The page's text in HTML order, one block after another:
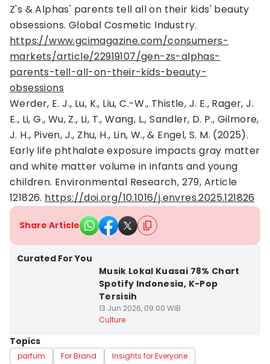
Z's & Alphas' parents tell all on their kids' beauty
obsessions. Global Cosmetic Industry.
https://www.gcimagazine.com/consumers-
markets/article/22919107/gen-zs-alphas-
parents-tell-all-on-their-kids-beauty-
obsessions
Werder, E. J., Lu, K., Liu, C.-W., Thistle, J. E., Rager, J.
E., Li, G., Wu, Z., Li, T., Wang, L., Sandler, D. P., Gilmore,
J. H., Piven, J., Zhu, H., Lin, W., & Engel, S. M. (2025).
Early life phthalate exposure impacts gray matter
and white matter volume in infants and young
children. Environmental Research, 279, Article
121826. https://doi.org/10.1016/j.envres.2025.121826
Share Article
Curated For You
Musik Lokal Kuasai 78% Chart
Spotify Indonesia, K-Pop
Tersisih
13 Jun 2026, 09:00 WIB
Culture
Topics
parfum For Brand Insights for Everyone